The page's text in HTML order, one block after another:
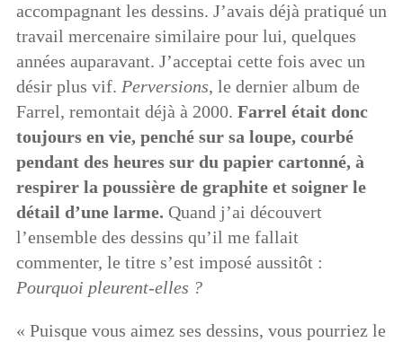
accompagnant les dessins. J’avais déjà pratiqué un
travail mercenaire similaire pour lui, quelques
années auparavant. J’acceptai cette fois avec un
désir plus vif. Perversions, le dernier album de
Farrel, remontait déjà à 2000. Farrel était donc
toujours en vie, penché sur sa loupe, courbé
pendant des heures sur du papier cartonné, à
respirer la poussière de graphite et soigner le
détail d’une larme. Quand j’ai découvert
l’ensemble des dessins qu’il me fallait
commenter, le titre s’est imposé aussitôt :
Pourquoi pleurent-elles ?
« Puisque vous aimez ses dessins, vous pourriez le